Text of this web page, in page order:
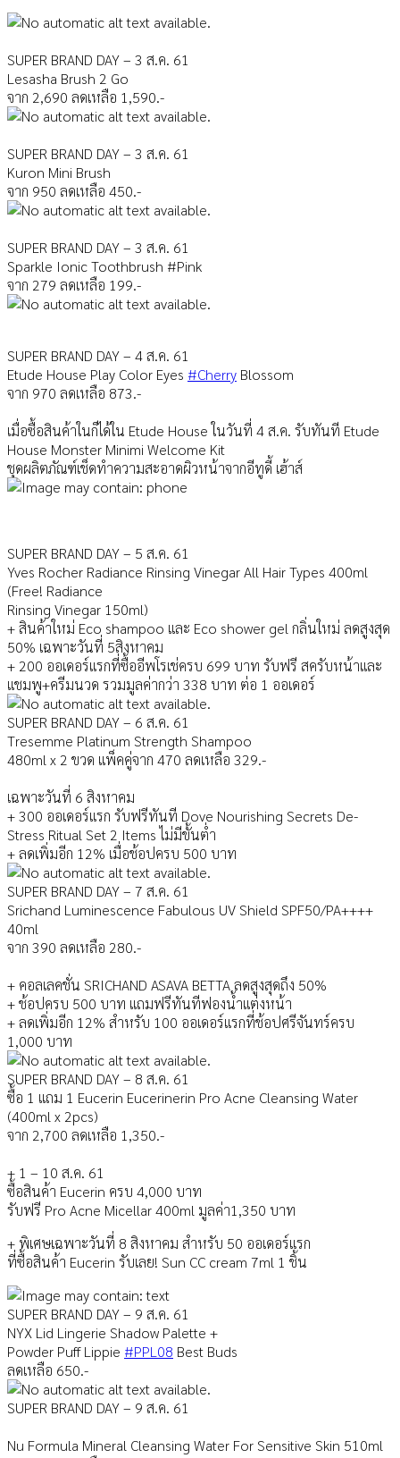
SUPER BRAND DAY – 3 ส.ค. 61
Lesasha Brush 2 Go
จาก 2,690 ลดเหลือ 1,590.-
SUPER BRAND DAY – 3 ส.ค. 61
Kuron Mini Brush
จาก 950 ลดเหลือ 450.-
SUPER BRAND DAY – 3 ส.ค. 61
Sparkle Ionic Toothbrush #Pink
จาก 279 ลดเหลือ 199.-
SUPER BRAND DAY – 4 ส.ค. 61
Etude House Play Color Eyes #Cherry Blossom
จาก 970 ลดเหลือ 873.-
เมื่อซื้อสินค้าในก็ได้ใน Etude House ในวันที่ 4 ส.ค. รับทันที Etude
House Monster Minimi Welcome Kit
ชุดผลิตภัณฑ์เช็ดทำความสะอาดผิวหน้าจากอีทูดี้ เฮ้าส์
SUPER BRAND DAY – 5 ส.ค. 61
Yves Rocher Radiance Rinsing Vinegar All Hair Types 400ml
(Free! Radiance
Rinsing Vinegar 150ml)
+ สินค้าใหม่ Eco shampoo และ Eco shower gel กลิ่นใหม่ ลดสูงสุด
50% เฉพาะวันที่ 5สิงหาคม
+ 200 ออเดอร์แรกที่ซื้ออีพโรเช่ครบ 699 บาท รับฟรี สครับหน้าและ
แชมพู+ครีมนวด รวมมูลค่ากว่า 338 บาท ต่อ 1 ออเดอร์
SUPER BRAND DAY – 6 ส.ค. 61
Tresemme Platinum Strength Shampoo
480ml x 2 ขวด แพ็คคู่จาก 470 ลดเหลือ 329.-
เฉพาะวันที่ 6 สิงหาคม
+ 300 ออเดอร์แรก รับฟรีทันที Dove Nourishing Secrets De-
Stress Ritual Set 2 Items ไม่มีขั้นต่ำ
+ ลดเพิ่มอีก 12% เมื่อช้อปครบ 500 บาท
SUPER BRAND DAY – 7 ส.ค. 61
Srichand Luminescence Fabulous UV Shield SPF50/PA++++
40ml
จาก 390 ลดเหลือ 280.-
+ คอลเลคชั่น SRICHAND ASAVA BETTA ลดสูงสุดถึง 50%
+ ช้อปครบ 500 บาท แถมฟรีทันทีฟองน้ำแต่งหน้า
+ ลดเพิ่มอีก 12% สำหรับ 100 ออเดอร์แรกที่ช้อปศรีจันทร์ครบ
1,000 บาท
SUPER BRAND DAY – 8 ส.ค. 61
ซื้อ 1 แถม 1 Eucerin Eucerinerin Pro Acne Cleansing Water
(400ml x 2pcs)
จาก 2,700 ลดเหลือ 1,350.-
+ 1 – 10 ส.ค. 61
ซื้อสินค้า Eucerin ครบ 4,000 บาท
รับฟรี Pro Acne Micellar 400ml มูลค่า1,350 บาท
+ พิเศษเฉพาะวันที่ 8 สิงหาคม สำหรับ 50 ออเดอร์แรก
ที่ซื้อสินค้า Eucerin รับเลย! Sun CC cream 7ml 1 ชิ้น
SUPER BRAND DAY – 9 ส.ค. 61
NYX Lid Lingerie Shadow Palette +
Powder Puff Lippie #PPL08 Best Buds
ลดเหลือ 650.-
SUPER BRAND DAY – 9 ส.ค. 61
Nu Formula Mineral Cleansing Water For Sensitive Skin 510ml